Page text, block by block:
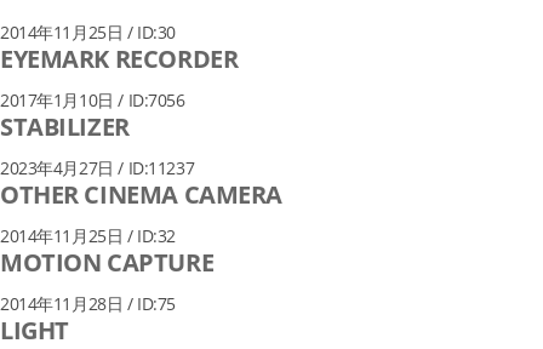
2014年11月25日 / ID:30
EYEMARK RECORDER
2017年1月10日 / ID:7056
STABILIZER
2023年4月27日 / ID:11237
OTHER CINEMA CAMERA
2014年11月25日 / ID:32
MOTION CAPTURE
2014年11月28日 / ID:75
LIGHT